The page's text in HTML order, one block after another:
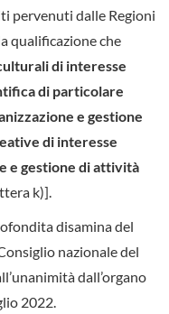
pervenuti dalle Regioni
qualificazione che
di interesse
di particolare
e gestione
di interesse
e gestione di attività
k)].
disamina del
nazionale del
dall’organo
2022.